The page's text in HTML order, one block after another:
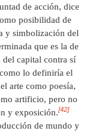
de acción, dice
posibilidad de
y simbolización del
que es la de
del capital contra sí
lo definiría el
arte como poesía,
artificio, pero no
y exposición.[42]
de mundo y